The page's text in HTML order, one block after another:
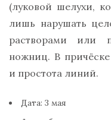
(луковой шелухи,
лишь нарушать
растворами или
ножниц. В причёске
и простота линий.
Дата: 3 мая